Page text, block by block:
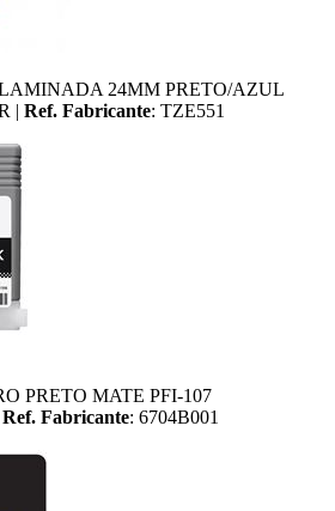
24MM PRETO/AZUL
| Ref. Fabricante: TZE551
PRETO MATE PFI-107
Ref. Fabricante: 6704B001